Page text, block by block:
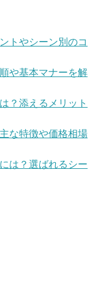
トやシーン別のコ
や基本マナーを解
？添えるメリット
な特徴や価格相場
は？選ばれるシー